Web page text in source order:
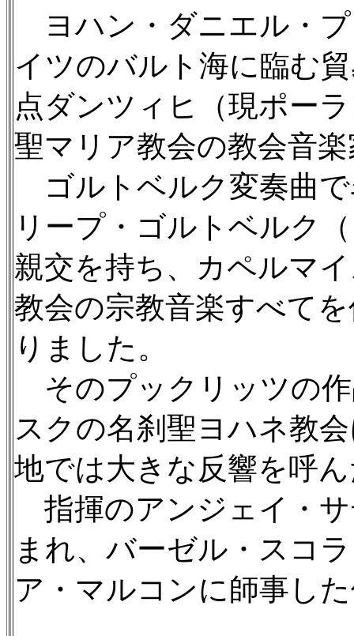
ヨハン・ダニエル・プ
イツのバルト海に臨む
点ダンツィヒ（現ポー
聖マリア教会の教会音
ゴルトベルク変奏曲
リープ・ゴルトベルク
親交を持ち、カペルマ
教会の宗教音楽すべて
りました。
そのプックリッツの
スクの名刹聖ヨハネ教
地では大きな反響を呼
指揮のアンジェイ・サ
まれ、バーゼル・スコ
ア・マルコンに師事し